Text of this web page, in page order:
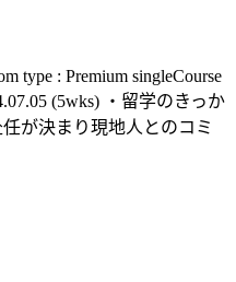
type : Premium singleCourse
(5wks) ・留学のきっか
が決まり現地人とのコミ